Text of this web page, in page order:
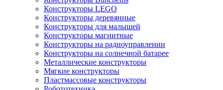
Конструкторы LEGO
Конструкторы деревянные
Конструкторы для малышей
Конструкторы магнитные
Конструкторы на радиоуправлении
Конструкторы на солнечной батарее
Металлические конструкторы
Мягкие конструкторы
Пластмассовые конструкторы